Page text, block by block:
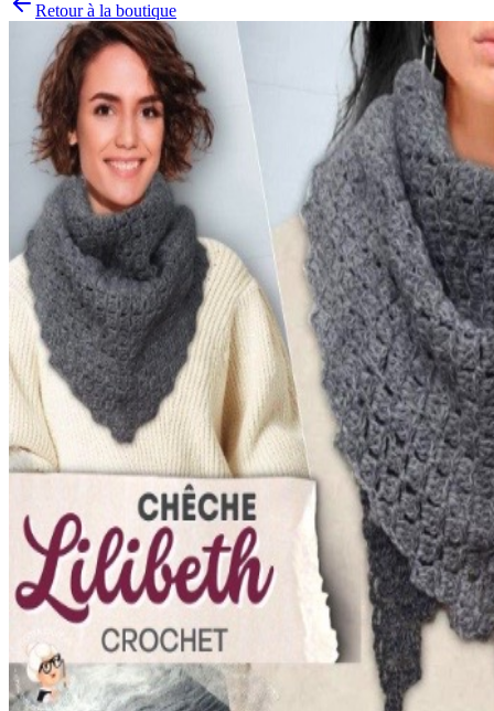
Retour à la boutique